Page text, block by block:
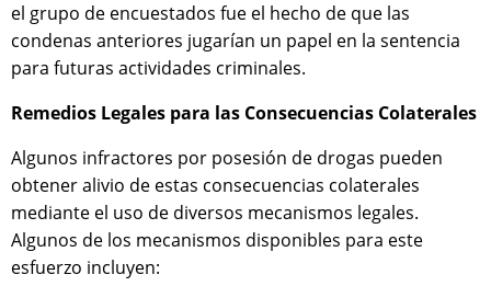
el grupo de encuestados fue el hecho de que las
condenas anteriores jugarían un papel en la sentencia
para futuras actividades criminales.
Remedios Legales para las Consecuencias Colaterales
Algunos infractores por posesión de drogas pueden
obtener alivio de estas consecuencias colaterales
mediante el uso de diversos mecanismos legales.
Algunos de los mecanismos disponibles para este
esfuerzo incluyen: